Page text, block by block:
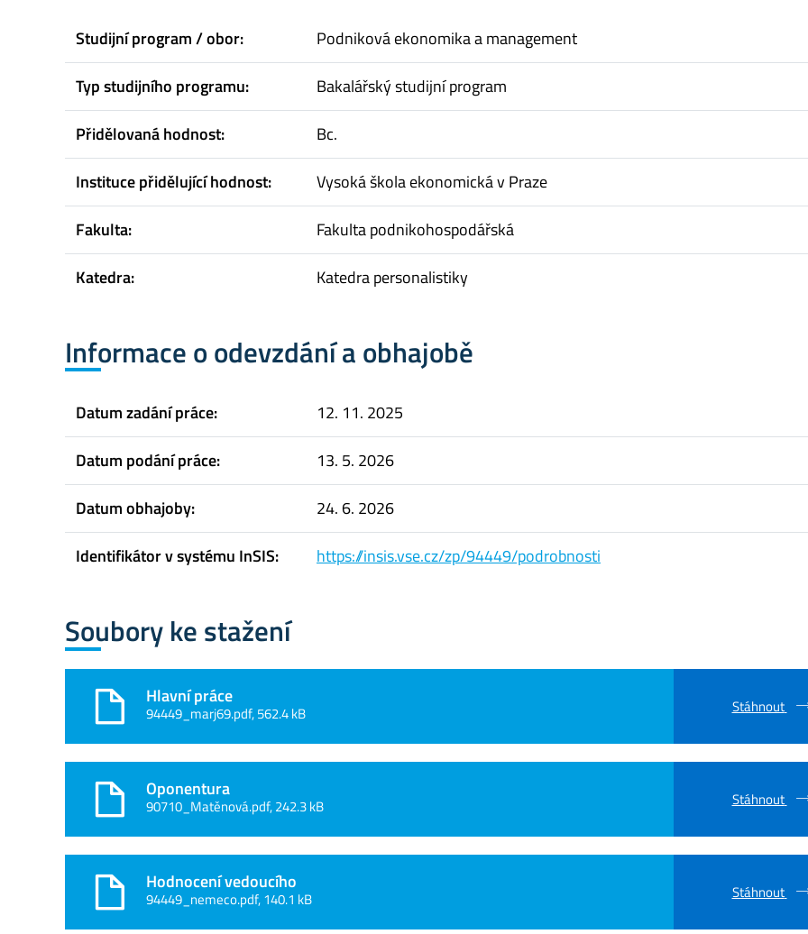
Studijní program / obor:
Podniková ekonomika a management
Typ studijního programu:
Bakalářský studijní program
Přidělovaná hodnost:
Bc.
Instituce přidělující hodnost:
Vysoká škola ekonomická v Praze
Fakulta:
Fakulta podnikohospodářská
Katedra:
Katedra personalistiky
Informace o odevzdání a obhajobě
Datum zadání práce:
12. 11. 2025
Datum podání práce:
13. 5. 2026
Datum obhajoby:
24. 6. 2026
Identifikátor v systému InSIS:
https://insis.vse.cz/zp/94449/podrobnosti
Soubory ke stažení
Hlavní práce
94449_marj69.pdf, 562.4 kB Stáhnout
Oponentura
90710_Matěnová.pdf, 242.3 kB Stáhnout
Hodnocení vedoucího
94449_nemeco.pdf, 140.1 kB Stáhnout